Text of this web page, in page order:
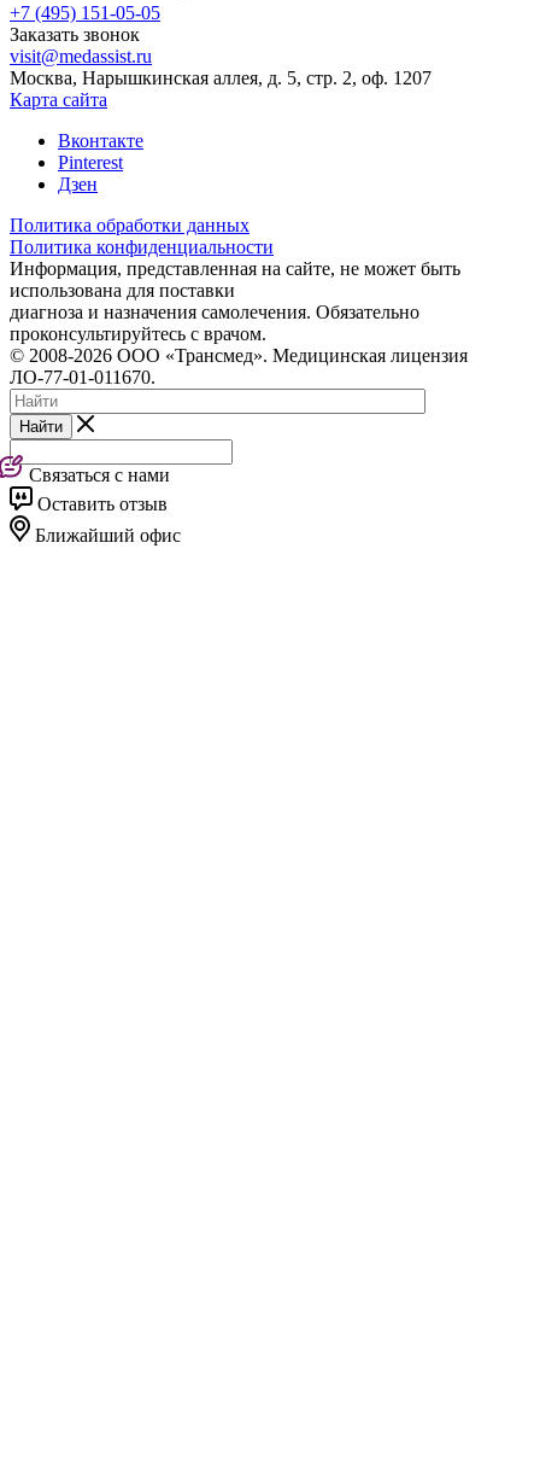
+7 (495) 151-05-05
Заказать звонок
visit@medassist.ru
Москва, Нарышкинская аллея, д. 5, стр. 2, оф. 1207
Карта сайта
Вконтакте
Pinterest
Дзен
Политика обработки данных
Политика конфиденциальности
Информация, представленная на сайте, не может быть
использована для поставки
диагноза и назначения самолечения. Обязательно
проконсультируйтесь с врачом.
© 2008-2026 ООО «Трансмед». Медицинская лицензия
ЛО-77-01-011670.
Найти
Связаться с нами
Оставить отзыв
Ближайший офис